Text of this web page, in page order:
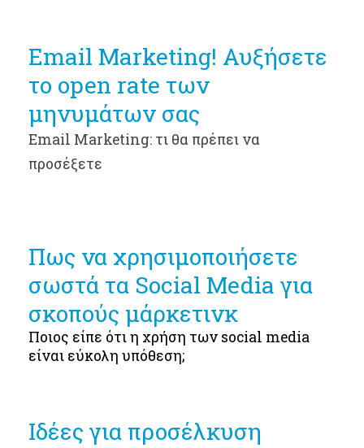
Email Marketing! Αυξήσετε
το open rate των
μηνυμάτων σας
Email Marketing: τι θα πρέπει να
προσέξετε
Πως να χρησιμοποιήσετε
σωστά τα Social Media για
σκοπούς μάρκετινκ
Ποιος είπε ότι η χρήση των social media
είναι εύκολη υπόθεση;
Ιδέες για προσέλκυση